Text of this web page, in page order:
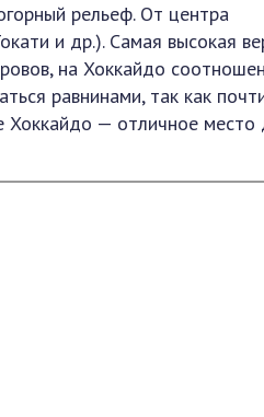
рельеф. От центра
и др.). Самая высокая
на Хоккайдо
равнинами, так как
Хоккайдо — отличное место